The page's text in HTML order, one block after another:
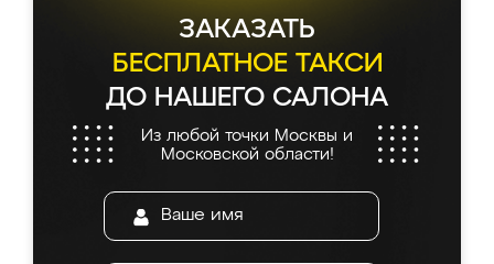
ЗАКАЗАТЬ
БЕСПЛАТНОЕ ТАКСИ
ДО НАШЕГО САЛОНА
Из любой точки Москвы и
Московской области!